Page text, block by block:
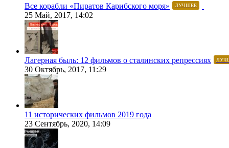
Все корабли «Пиратов Карибского моря» ЛУЧШЕЕ
25 Май, 2017, 14:02
Лагерная быль: 12 фильмов о сталинских репрессиях
30 Октябрь, 2017, 11:29
11 исторических фильмов 2019 года
23 Сентябрь, 2020, 14:09